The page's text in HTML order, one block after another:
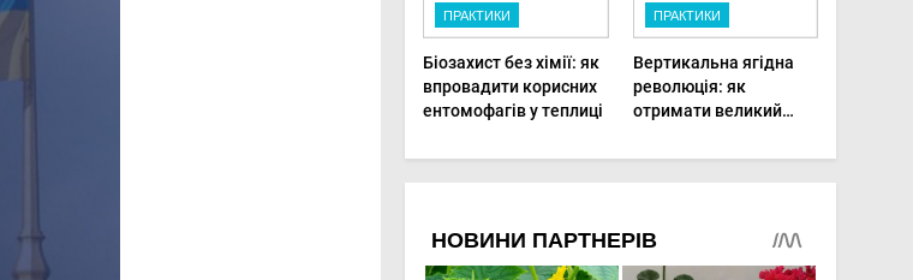
ПРАКТИКИ
Біозахист без хімії: як
впровадити корисних
ентомофагів у теплиці
ПРАКТИКИ
Вертикальна ягідна
революція: як
отримати великий
мінімальній площі